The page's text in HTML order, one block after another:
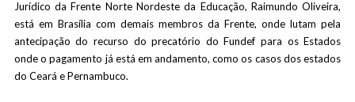
Jurídico da Frente Norte Nordeste da Educação, Raimundo Oliveira,
está em Brasília com demais membros da Frente, onde lutam pela
antecipação do recurso do precatório do Fundef para os Estados
onde o pagamento já está em andamento, como os casos dos estados
do Ceará e Pernambuco.